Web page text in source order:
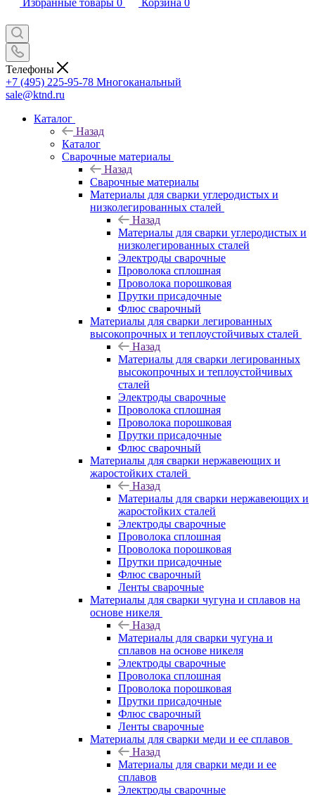
Избранные товары 0 Корзина 0
Телефоны
+7 (495) 225-95-78 Многоканальный
sale@ktnd.ru
Каталог
Назад
Каталог
Сварочные материалы
Назад
Сварочные материалы
Материалы для сварки углеродистых и
низколегированных сталей
Назад
Материалы для сварки углеродистых и
низколегированных сталей
Электроды сварочные
Проволока сплошная
Проволока порошковая
Прутки присадочные
Флюс сварочный
Материалы для сварки легированных
высокопрочных и теплоустойчивых сталей
Назад
Материалы для сварки легированных
высокопрочных и теплоустойчивых
сталей
Электроды сварочные
Проволока сплошная
Проволока порошковая
Прутки присадочные
Флюс сварочный
Материалы для сварки нержавеющих и
жаростойких сталей
Назад
Материалы для сварки нержавеющих и
жаростойких сталей
Электроды сварочные
Проволока сплошная
Проволока порошковая
Прутки присадочные
Флюс сварочный
Ленты сварочные
Материалы для сварки чугуна и сплавов на
основе никеля
Назад
Материалы для сварки чугуна и
сплавов на основе никеля
Электроды сварочные
Проволока сплошная
Проволока порошковая
Прутки присадочные
Флюс сварочный
Ленты сварочные
Материалы для сварки меди и ее сплавов
Назад
Материалы для сварки меди и ее
сплавов
Электроды сварочные